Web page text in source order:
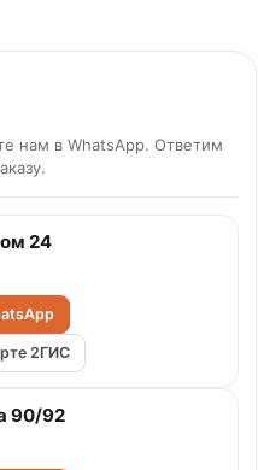
нам в WhatsApp. Ответим
24
2ГИС
90/92